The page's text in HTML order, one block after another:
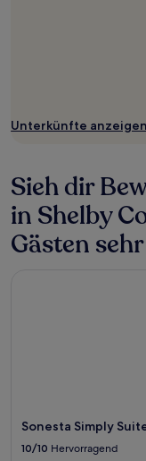
Unterkünfte anzeigen
Sieh dir
in Shelby
Gästen
Sonesta Simply
10/10 Hervorragend